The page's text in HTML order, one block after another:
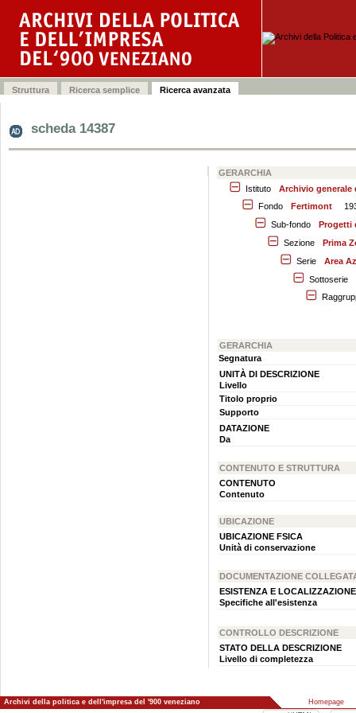
scheda 14387
GERARCHIA
Istituto
Archivio generale
Fondo
Fertimont
Sub-fondo
Progetti
Sezione
Prima
Serie
Area
Sottoserie
GERARCHIA
Segnatura
UNITÀ DI DESCRIZIONE
Livello
Titolo proprio
Supporto
DATAZIONE
Da
CONTENUTO E STRUTTURA
CONTENUTO
Contenuto
UBICAZIONE
UBICAZIONE FSICA
Unità di conservazione
DOCUMENTAZIONE
ESISTENZA E
Specifiche all'esistenza
CONTROLLO DESCRIZIONE
STATO DELLA DESCRIZIONE
Livello di completezza
Archivi della politica e dell'impresa del '900 veneziano Homepage